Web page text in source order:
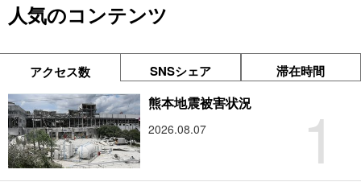
人気のコンテンツ
アクセス数 SNSシェア 滞在時間
1
熊本地震被害状況
2026.08.07